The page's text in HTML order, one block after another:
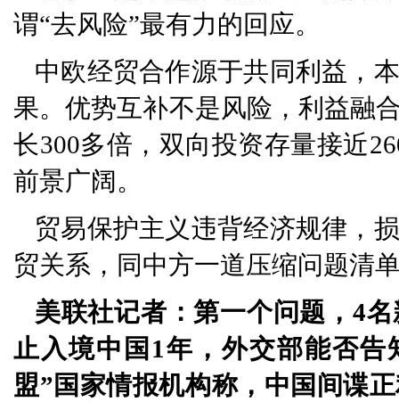
谓“去风险”最有力的回应。
中欧经贸合作源于共同利益，
果。优势互补不是风险，利益融
长300多倍，双向投资存量接近
前景广阔。
贸易保护主义违背经济规律，
贸关系，同中方一道压缩问题清
美联社记者：第一个问题，4
止入境中国1年，外交部能否
盟”国家情报机构称，中国间谍